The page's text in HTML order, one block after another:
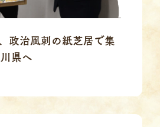
政治風刺の紙芝居で集
県へ